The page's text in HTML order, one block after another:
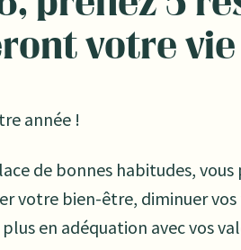
votre
année !
de bonnes habitudes,
votre bien-être, diminuer
en adéquation avec vos